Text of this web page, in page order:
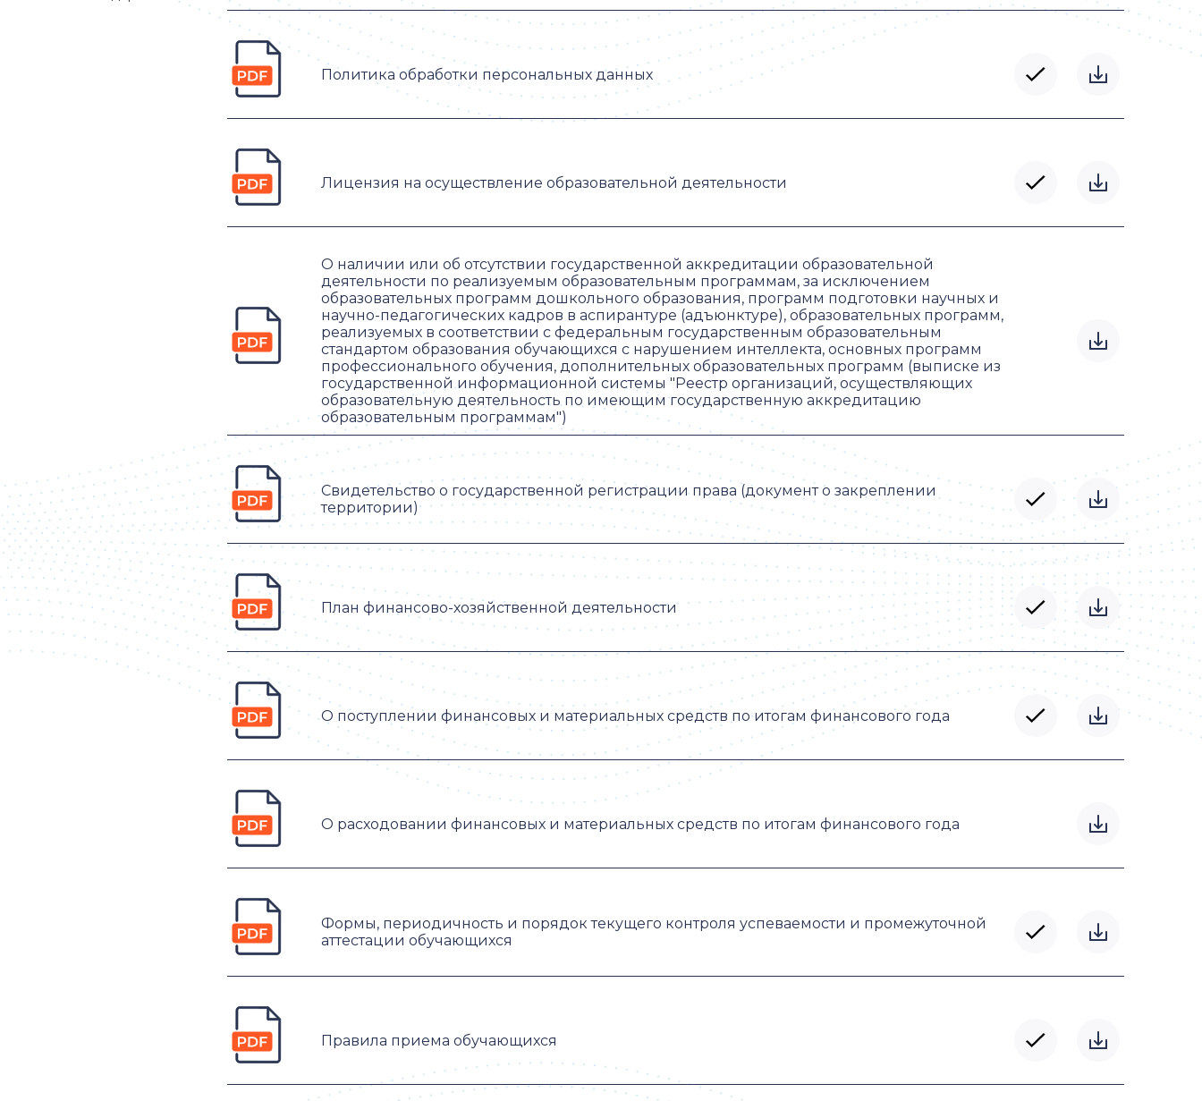
Политика обработки персональных данных
Лицензия на осуществление образовательной деятельности
О наличии или об отсутствии государственной аккредитации образовательной
деятельности по реализуемым образовательным программам, за исключением
образовательных программ дошкольного образования, программ подготовки научных и
научно-педагогических кадров в аспирантуре (адъюнктуре), образовательных программ,
реализуемых в соответствии с федеральным государственным образовательным
стандартом образования обучающихся с нарушением интеллекта, основных программ
профессионального обучения, дополнительных образовательных программ (выписке из
государственной информационной системы "Реестр организаций, осуществляющих
образовательную деятельность по имеющим государственную аккредитацию
образовательным программам")
Свидетельство о государственной регистрации права (документ о закреплении
территории)
План финансово-хозяйственной деятельности
О поступлении финансовых и материальных средств по итогам финансового года
О расходовании финансовых и материальных средств по итогам финансового года
Формы, периодичность и порядок текущего контроля успеваемости и промежуточной
аттестации обучающихся
Правила приема обучающихся